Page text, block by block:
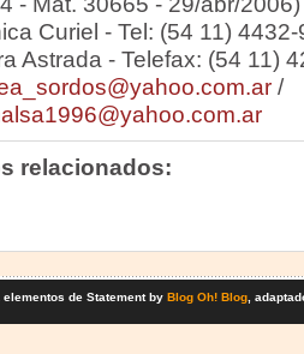
Curiel - Tel: (54 11)
Astrada - Telefax: (54 11)
/
relacionados:
de Statement by Blog Oh! Blog,